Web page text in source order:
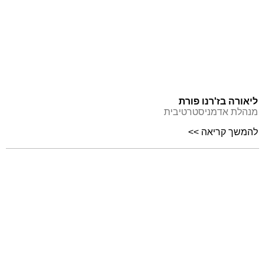
ליאורה בז'רנו פורת
מנהלת אדמניסטרטיבית
להמשך קריאה >>